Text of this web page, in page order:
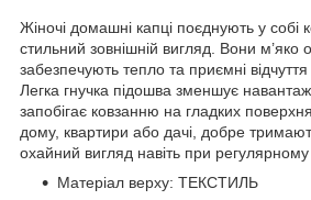
Жіночі домашні капці поєднують у собі
стильний зовнішній вигляд. Вони м’яко
забезпечують тепло та приємні
Легка гнучка підошва зменшує
запобігає ковзанню на гладких
дому, квартири або дачі, добре
охайний вигляд навіть при регулярному
Матеріал верху: ТЕКСТИЛЬ